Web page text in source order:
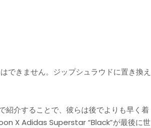
できません。ジップシュラウドに置き換え
介することで、彼らは後でよりも早く着
X Adidas Superstar “Black”が最後に世